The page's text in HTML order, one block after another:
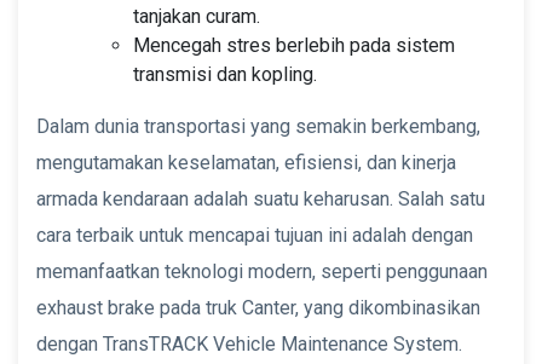
tanjakan curam.
Mencegah stres berlebih pada sistem
transmisi dan kopling.
Dalam dunia transportasi yang semakin berkembang,
mengutamakan keselamatan, efisiensi, dan kinerja
armada kendaraan adalah suatu keharusan. Salah satu
cara terbaik untuk mencapai tujuan ini adalah dengan
memanfaatkan teknologi modern, seperti penggunaan
exhaust brake pada truk Canter, yang dikombinasikan
dengan TransTRACK Vehicle Maintenance System.